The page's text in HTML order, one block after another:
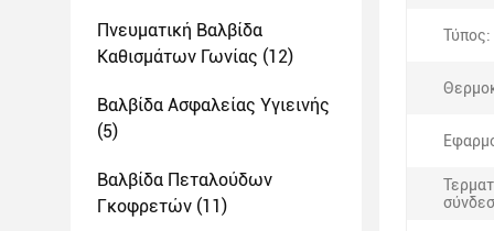
Πνευματική Βαλβίδα
Καθισμάτων Γωνίας (12)
Βαλβίδα Ασφαλείας Υγιεινής
(5)
Βαλβίδα Πεταλούδων
Γκοφρετών (11)
Τύπος: